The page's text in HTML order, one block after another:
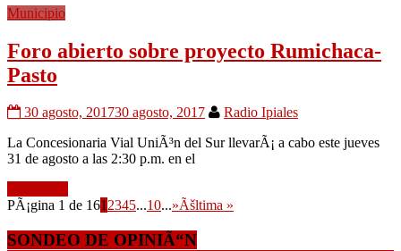
Municipio
Foro abierto sobre proyecto Rumichaca-
Pasto
30 agosto, 201730 agosto, 2017
Radio Ipiales
La Concesionaria Vial UniÃ³n del Sur llevarÃ¡ a cabo este jueves
31 de agosto a las 2:30 p.m. en el
PÃ¡gina 1 de 1612345...10...»Ãšltima »
SONDEO DE OPINIÃ“N